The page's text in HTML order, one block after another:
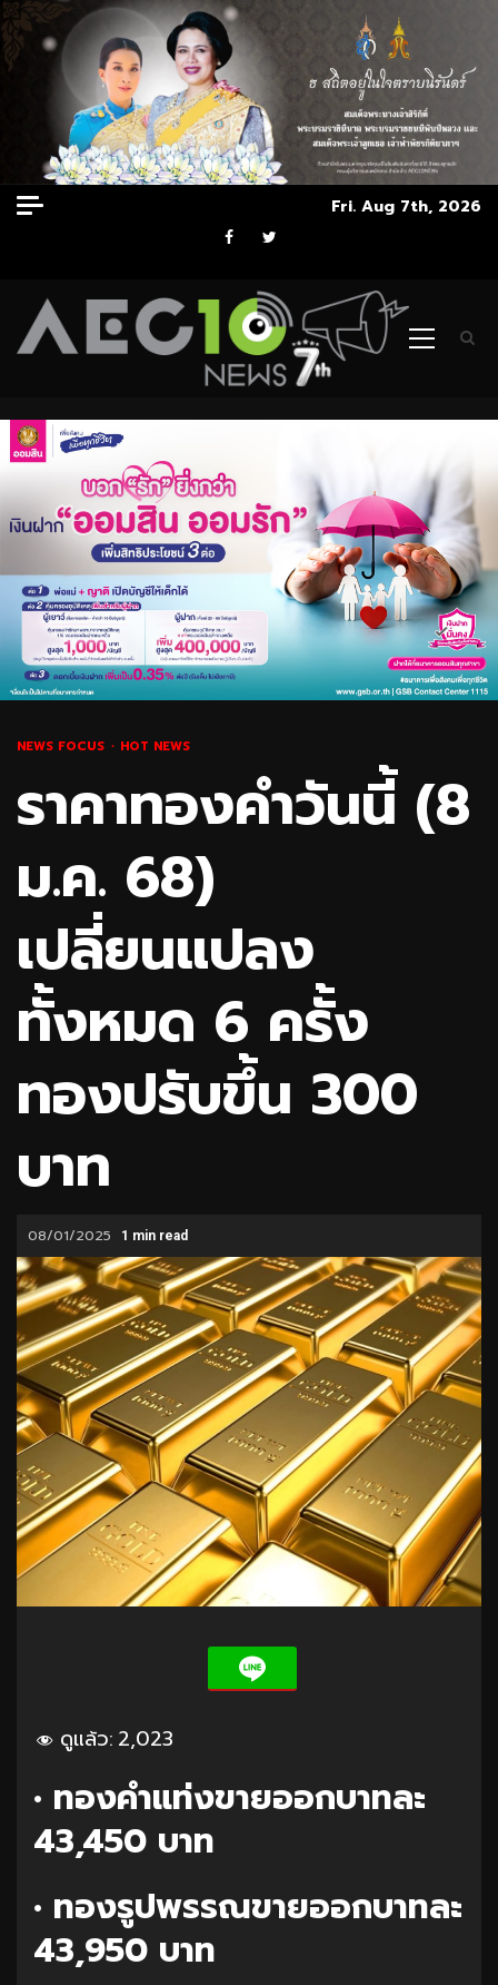
Skip
to
Fri. Aug 7th, 2026
Facebook
Twitter
Primary
NEWS FOCUS HOT NEWS
ราคาทองคำวันนี้ (8
ม.ค. 68)
เปลี่ยนแปลง
ทั้งหมด 6 ครั้ง
ทองปรับขึ้น 300
บาท
08/01/2025 1 min read
ดูแล้ว: 2,023
• ทองคำแท่งขายออกบาทละ
43,450 บาท
• ทองรูปพรรณขายออกบาทละ
43,950 บาท